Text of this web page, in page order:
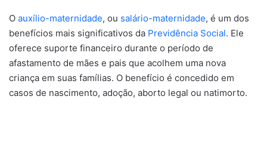
O auxílio-maternidade, ou salário-maternidade, é um dos
benefícios mais significativos da Previdência Social. Ele
oferece suporte financeiro durante o período de
afastamento de mães e pais que acolhem uma nova
criança em suas famílias. O benefício é concedido em
casos de nascimento, adoção, aborto legal ou natimorto.